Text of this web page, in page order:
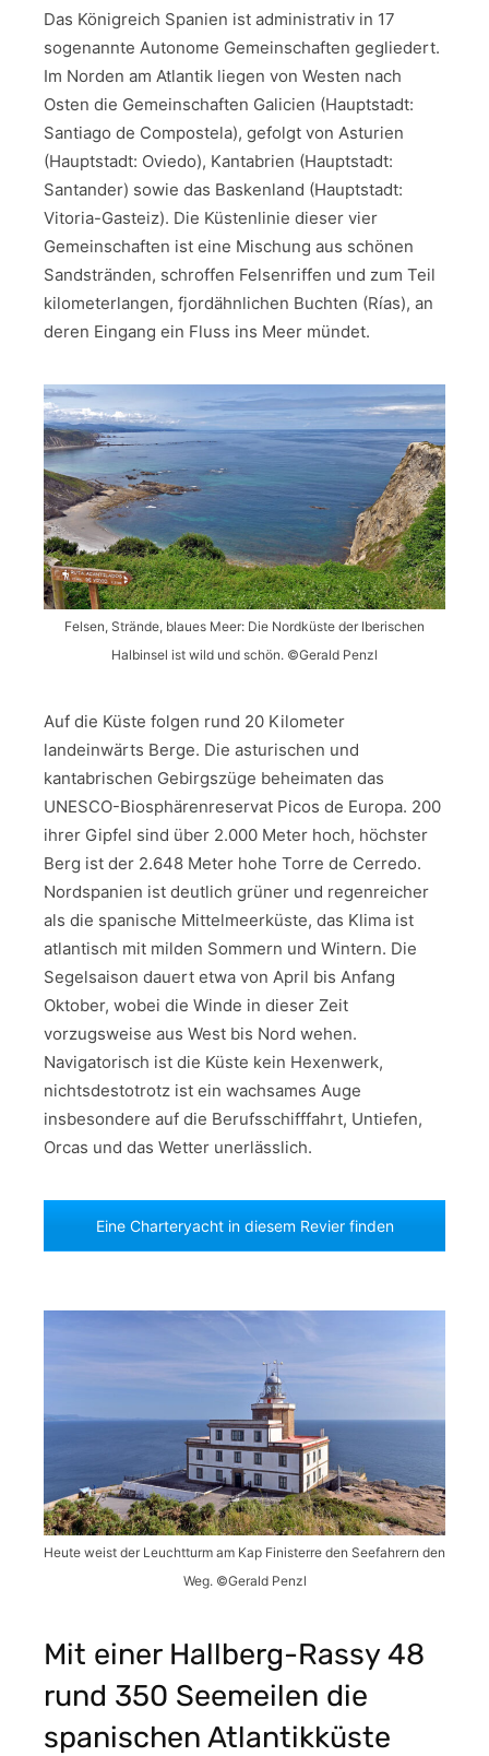
Das Königreich Spanien ist administrativ in 17
sogenannte Autonome Gemeinschaften gegliedert.
Im Norden am Atlantik liegen von Westen nach
Osten die Gemeinschaften Galicien (Hauptstadt:
Santiago de Compostela), gefolgt von Asturien
(Hauptstadt: Oviedo), Kantabrien (Hauptstadt:
Santander) sowie das Baskenland (Hauptstadt:
Vitoria-Gasteiz). Die Küstenlinie dieser vier
Gemeinschaften ist eine Mischung aus schönen
Sandstränden, schroffen Felsenriffen und zum Teil
kilometerlangen, fjordähnlichen Buchten (Rías), an
deren Eingang ein Fluss ins Meer mündet.
Felsen, Strände, blaues Meer: Die Nordküste der Iberischen
Halbinsel ist wild und schön. ©Gerald Penzl
Auf die Küste folgen rund 20 Kilometer
landeinwärts Berge. Die asturischen und
kantabrischen Gebirgszüge beheimaten das
UNESCO-Biosphärenreservat Picos de Europa. 200
ihrer Gipfel sind über 2.000 Meter hoch, höchster
Berg ist der 2.648 Meter hohe Torre de Cerredo.
Nordspanien ist deutlich grüner und regenreicher
als die spanische Mittelmeerküste, das Klima ist
atlantisch mit milden Sommern und Wintern. Die
Segelsaison dauert etwa von April bis Anfang
Oktober, wobei die Winde in dieser Zeit
vorzugsweise aus West bis Nord wehen.
Navigatorisch ist die Küste kein Hexenwerk,
nichtsdestotrotz ist ein wachsames Auge
insbesondere auf die Berufsschifffahrt, Untiefen,
Orcas und das Wetter unerlässlich.
Eine Charteryacht in diesem Revier finden
Heute weist der Leuchtturm am Kap Finisterre den Seefahrern den
Weg. ©Gerald Penzl
Mit einer Hallberg-Rassy 48
rund 350 Seemeilen die
spanischen Atlantikküste